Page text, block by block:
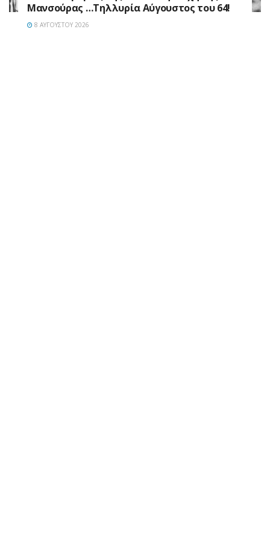
Μανσούρας …Τηλλυρία Αύγουστος του 64!
8 ΑΥΓΟΎΣΤΟΥ 2026